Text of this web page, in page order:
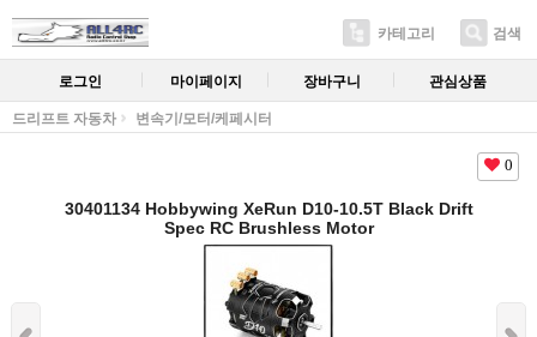
카테고리 검색
로그인 마이페이지 장바구니 관심상품
드리프트 자동차 변속기/모터/케페시터
0
30401134 Hobbywing XeRun D10-10.5T Black Drift
Spec RC Brushless Motor